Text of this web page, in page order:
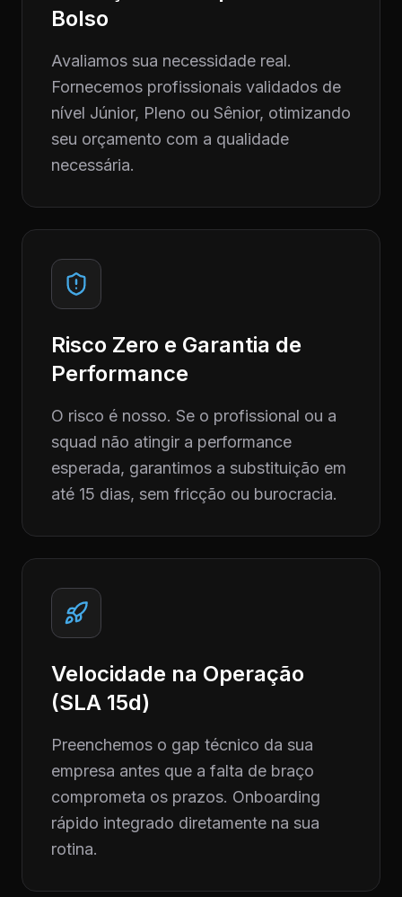
Bolso
Avaliamos sua necessidade real.
Fornecemos profissionais validados de
nível Júnior, Pleno ou Sênior, otimizando
seu orçamento com a qualidade
necessária.
Risco Zero e Garantia de
Performance
O risco é nosso. Se o profissional ou a
squad não atingir a performance
esperada, garantimos a substituição em
até 15 dias, sem fricção ou burocracia.
Velocidade na Operação
(SLA 15d)
Preenchemos o gap técnico da sua
empresa antes que a falta de braço
comprometa os prazos. Onboarding
rápido integrado diretamente na sua
rotina.